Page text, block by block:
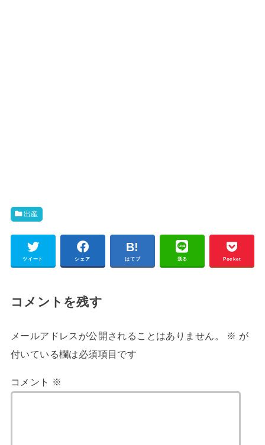
出産
ツイート シェア はてブ 送る Pocket
コメントを残す
メールアドレスが公開されることはありません。 ※ が
付いている欄は必須項目です
コメント ※